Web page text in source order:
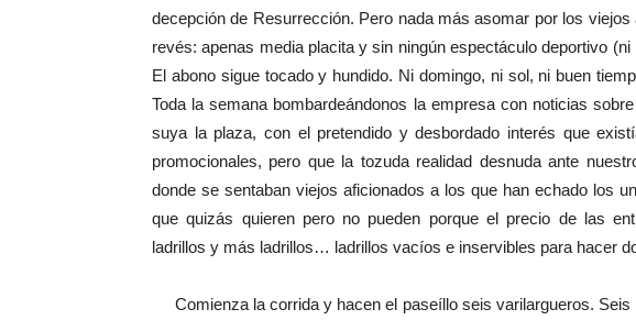
decepción de Resurrección. Pero nada más asomar por los
revés: apenas media placita y sin ningún espectáculo deportivo
El abono sigue tocado y hundido. Ni domingo, ni sol, ni buen
Toda la semana bombardeándonos la empresa con noticias
suya la plaza, con el pretendido y desbordado interés que
promocionales, pero que la tozuda realidad desnuda ante
donde se sentaban viejos aficionados a los que han echado los
que quizás quieren pero no pueden porque el precio de las
ladrillos y más ladrillos… ladrillos vacíos e inservibles para hacer
Comienza la corrida y hacen el paseíllo seis varilargueros. Seis